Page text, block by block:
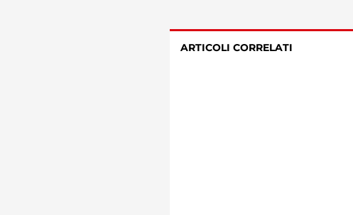
ARTICOLI CORRELATI